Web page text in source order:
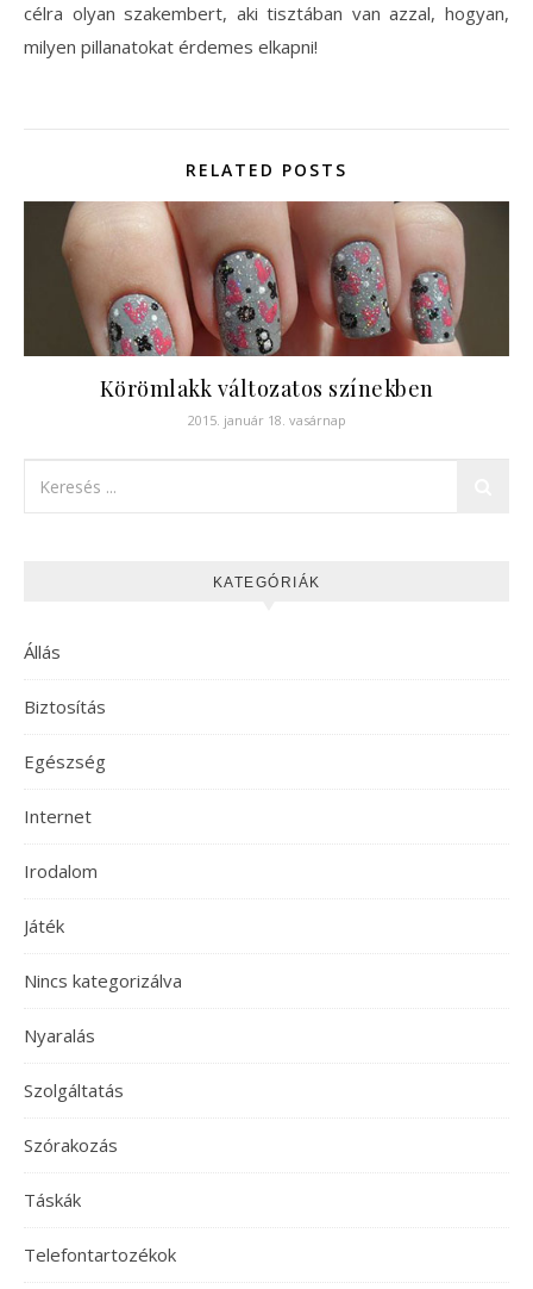
célra olyan szakembert, aki tisztában van azzal, hogyan,
milyen pillanatokat érdemes elkapni!
RELATED POSTS
Körömlakk változatos színekben
2015. január 18. vasárnap
KATEGÓRIÁK
Állás
Biztosítás
Egészség
Internet
Irodalom
Játék
Nincs kategorizálva
Nyaralás
Szolgáltatás
Szórakozás
Táskák
Telefontartozékok